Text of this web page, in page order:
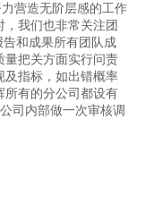
营造无阶层感的工作
我们也非常关注团
和成果所有团队成
量把关方面实行问责
及指标，如出错概率
所有的分公司都设有
司内部做一次审核调